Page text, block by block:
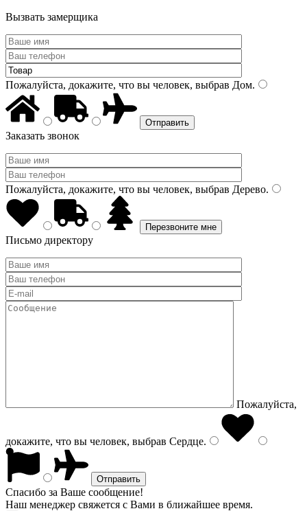
Вызвать замерщика
Пожалуйста, докажите, что вы человек, выбрав Дом.
Заказать звонок
Пожалуйста, докажите, что вы человек, выбрав Дерево.
Письмо директору
Пожалуйста,
докажите, что вы человек, выбрав Сердце.
Спасибо за Ваше сообщение!
Наш менеджер свяжется с Вами в ближайшее время.